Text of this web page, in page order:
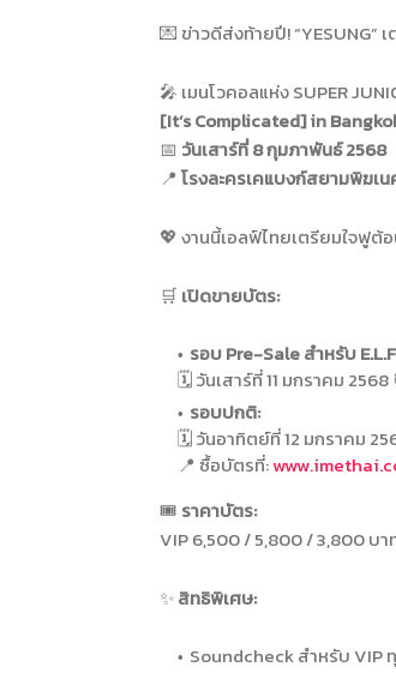
💌 ข่าวดีส่งท้ายปี! “YESUNG”
🎤 เมนโวคอลแห่ง SUPER
[It’s Complicated] in
📅 วันเสาร์ที่ 8 กุมภาพันธ์ 2568
📍 โรงละครเคแบงก์สยามพิฆเ
💖 งานนี้เอลฟ์ไทยเตรียมใจฟู
🛒 เปิดขายบัตร:
รอบ Pre-Sale สำหรับ
🗓️ วันเสาร์ที่ 11 มกราคม
รอบปกติ:
🗓️ วันอาทิตย์ที่ 12 มกราคม
📍 ซื้อบัตรที่:
🎟️ ราคาบัตร:
VIP 6,500 / 5,800 / 3,800 บ
✨สิทธิพิเศษ:
Soundcheck สำหรับ VIP